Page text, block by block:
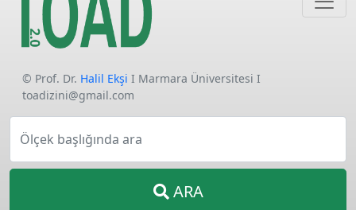
© Prof. Dr. Halil Ekşi I Marmara Üniversitesi I
toadizini@gmail.com
Ölçek başlığında ara
ARA